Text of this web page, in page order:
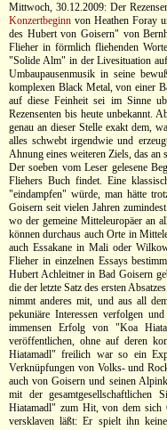
Mittwoch, 30.12.2009: Der
Konzertbeginn von Heathen Foray
des Hubert von Goisern" von
Flieher in förmlich fliehenden
"Solide Alm" in der Livesituation
Umbaupausenmusik in seine
komplexen Black Metal, von einer
auf diese Feinheit sei im Sinne
Rezensenten bis heute unbekannt.
genau an dieser Stelle exakt dem,
alles schwebt irgendwie und
Ahnung eines weiteren Ziels, das an
Der soeben vom Leser gelesene
Fliehers Buch findet. Eine
"eindampfen" würde, man hätte
Goisern seit vielen Jahren
wo der gemeine Mitteleuropäer an
können durchaus auch Orte in
auch Essakane in Mali oder
Flieher in einzelnen Essays
Hubert Achleitner in Bad Goisern
die der letzte Satz des ersten
nimmt anderes mit, und aus all
pekuniäre Interessen verfolgen
immensen Erfolg von "Koa
veröffentlichen, ohne auf deren
Hiatamadl" freilich war so ein
Verknüpfungen von Volks- und
auch von Goisern und seinen
mit der
Hiatamadl" zum Hit, von dem sich
versklaven läßt: Er spielt ihn